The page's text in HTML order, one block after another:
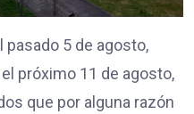
pasado 5 de agosto,
próximo 11 de agosto,
que por alguna razón